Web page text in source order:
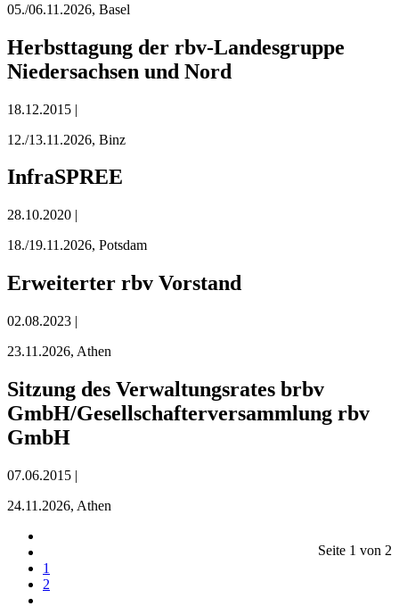
05./06.11.2026, Basel
Herbsttagung der rbv-Landesgruppe
Niedersachsen und Nord
18.12.2015 |
12./13.11.2026, Binz
InfraSPREE
28.10.2020 |
18./19.11.2026, Potsdam
Erweiterter rbv Vorstand
02.08.2023 |
23.11.2026, Athen
Sitzung des Verwaltungsrates brbv
GmbH/Gesellschafterversammlung rbv
GmbH
07.06.2015 |
24.11.2026, Athen
Seite 1 von 2
1
2